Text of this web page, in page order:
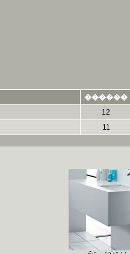
������
12
11